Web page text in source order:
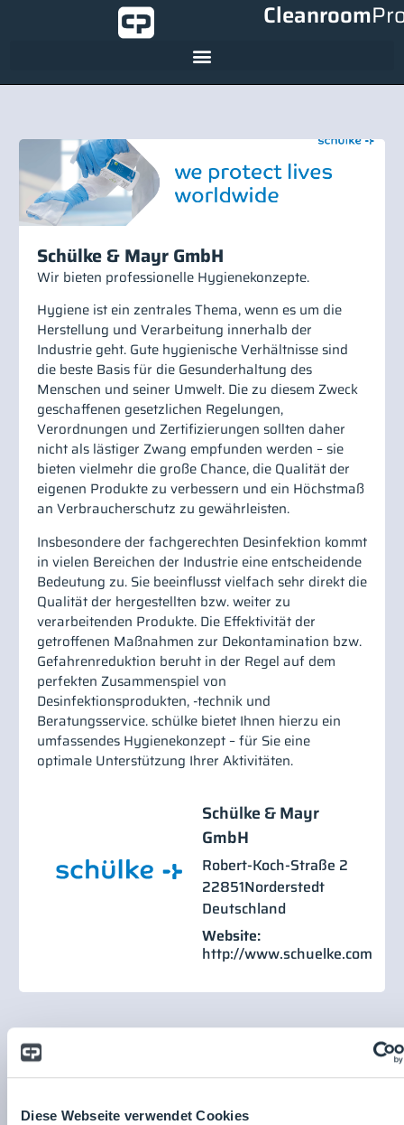
Diese Webseite verwendet Cookies
Cleanroom
Schülke & Mayr GmbH
Wir bieten professionelle Hygienekonzepte.
Hygiene ist ein zentrales Thema, wenn es um die
Herstellung und Verarbeitung innerhalb der
Industrie geht. Gute hygienische Verhältnisse sind
die beste Basis für die Gesunderhaltung des
Menschen und seiner Umwelt. Die zu diesem Zweck
geschaffenen gesetzlichen Regelungen,
Verordnungen und Zertifizierungen sollten daher
nicht als lästiger Zwang empfunden werden – sie
bieten vielmehr die große Chance, die Qualität der
eigenen Produkte zu verbessern und ein Höchstmaß
an Verbraucherschutz zu gewährleisten.
Insbesondere der fachgerechten Desinfektion kommt
in vielen Bereichen der Industrie eine entscheidende
Bedeutung zu. Sie beeinflusst vielfach sehr direkt die
Qualität der hergestellten bzw. weiter zu
verarbeitenden Produkte. Die Effektivität der
getroffenen Maßnahmen zur Dekontamination bzw.
Gefahrenreduktion beruht in der Regel auf dem
perfekten Zusammenspiel von
Desinfektionsprodukten, -technik und
Beratungsservice. schülke bietet Ihnen hierzu ein
umfassendes Hygienekonzept – für Sie eine
optimale Unterstützung Ihrer Aktivitäten.
Schülke & Mayr
GmbH
Robert-Koch-Straße 2
22851Norderstedt
Deutschland
Website:
http://www.schuelke.com
Vorträge
Fachvortrag